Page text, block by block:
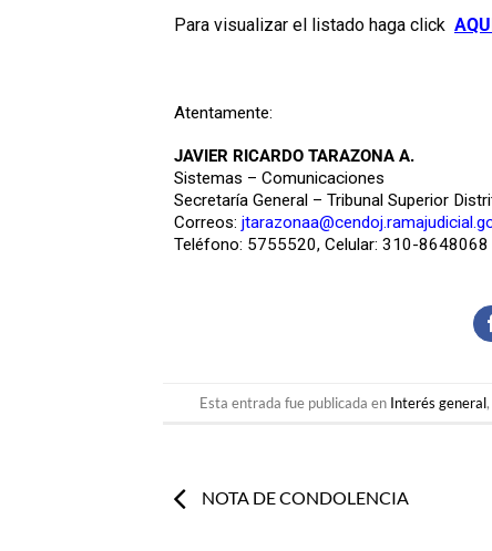
Para visualizar el listado haga click AQUI
Atentamente:
JAVIER RICARDO TARAZONA A.
Sistemas – Comunicaciones
Secretaría General – Tribunal Superior
Correos:
Teléfono: 5755520, Celular: 310-8648068
Esta entrada fue publicada en Interés general,
NOTA DE CONDOLENCIA